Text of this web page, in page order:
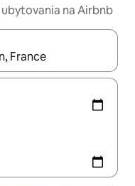
na Airbnb
si ich prechádzať